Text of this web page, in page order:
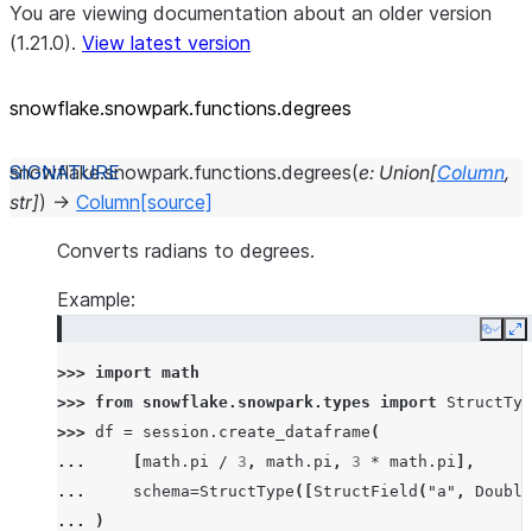
You are viewing documentation about an older version
(1.21.0). View latest version
snowflake.snowpark.functions.degrees
snowflake.snowpark.functions.degrees(e: Union[Column,
str]) → Column [source]
Converts radians to degrees.
Example:
Copy
>>> import math
>>> from snowflake.snowpark.types import
>>> df = session . create_dataframe (
...
math . pi / 3 , math . pi , 3 * math . pi ],
...
schema=StructType ([ StructField ( "a" ,
...
)